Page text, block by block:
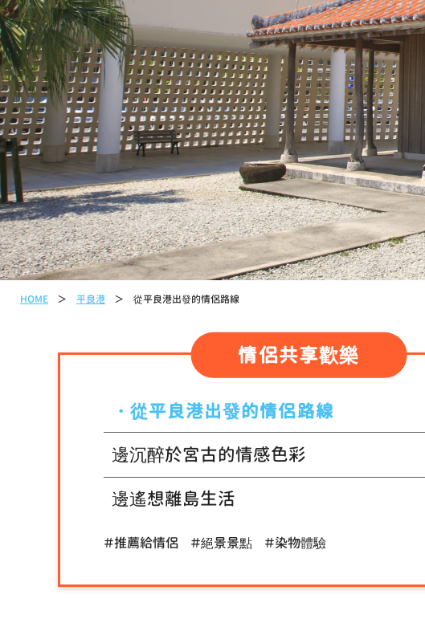
HOME 平良港 從平良港出發的情侶路線
情侶共享歡樂
從平良港出發的情侶路線
邊沉醉於宮古的情感色彩
邊遙想離島生活
＃推薦給情侶 ＃絕景景點 ＃染物體驗